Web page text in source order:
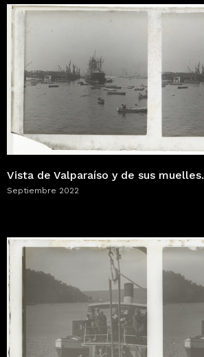
Vista de Valparaíso y de sus muelles.
Septiembre 2022